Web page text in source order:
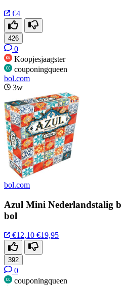
€4
426
0
Koopjesjaagster
couponingqueen
bol.com
3w
bol.com
Azul Mini Nederlandstalig
bol
€12,10 €19,95
392
0
couponingqueen